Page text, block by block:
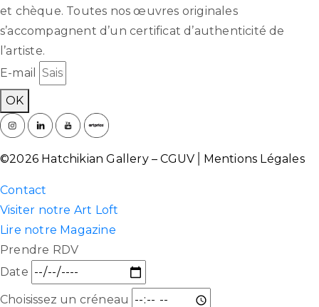
et chèque. Toutes nos œuvres originales
s’accompagnent d’un certificat d’authenticité de
l’artiste.
E-mail
OK
©2026 Hatchikian Gallery –CGUV Mentions Légales
Contact
Visiter notre Art Loft
Lire notre Magazine
Prendre RDV
Date
Choisissez un créneau